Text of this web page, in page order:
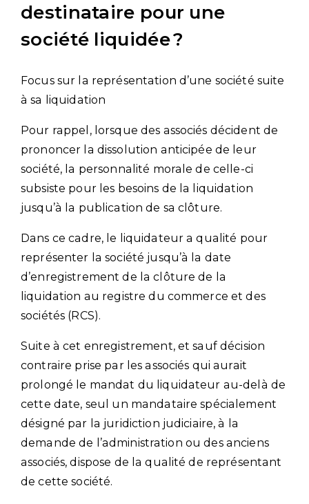
destinataire pour une
société liquidée ?
Focus sur la représentation d’une société suite
à sa liquidation
Pour rappel, lorsque des associés décident de
prononcer la dissolution anticipée de leur
société, la personnalité morale de celle-ci
subsiste pour les besoins de la liquidation
jusqu’à la publication de sa clôture.
Dans ce cadre, le liquidateur a qualité pour
représenter la société jusqu’à la date
d’enregistrement de la clôture de la
liquidation au registre du commerce et des
sociétés (RCS).
Suite à cet enregistrement, et sauf décision
contraire prise par les associés qui aurait
prolongé le mandat du liquidateur au-delà de
cette date, seul un mandataire spécialement
désigné par la juridiction judiciaire, à la
demande de l’administration ou des anciens
associés, dispose de la qualité de représentant
de cette société.